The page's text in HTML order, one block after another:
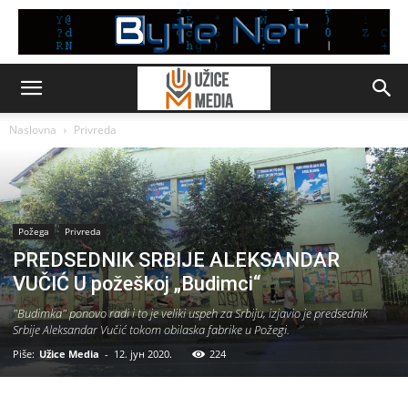
Naslovna Privreda
Požega Privreda
PREDSEDNIK SRBIJE ALEKSANDAR
VUČIĆ U požeškoj „Budimci“
"Budimka" ponovo radi i to je veliki uspeh za Srbiju, izjavio je predsednik
Srbije Aleksandar Vučić tokom obilaska fabrike u Požegi.
Piše: Užice Media - 12. јун 2020. 224